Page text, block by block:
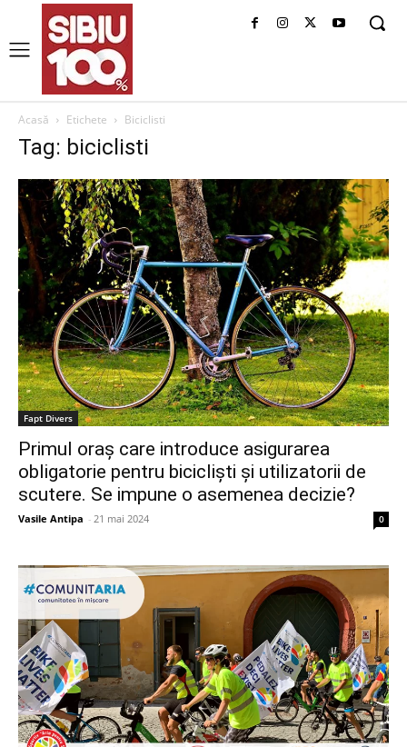
Acasă Etichete Biciclisti
Tag: biciclisti
Fapt Divers
Primul oraș care introduce asigurarea
obligatorie pentru bicicliști și utilizatorii de
scutere. Se impune o asemenea decizie?
Vasile Antipa - 21 mai 2024 0